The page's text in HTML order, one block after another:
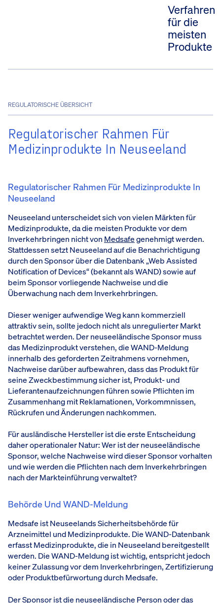
Verfahren
für die
meisten
Produkte
REGULATORISCHE ÜBERSICHT
Regulatorischer Rahmen Für
Medizinprodukte In Neuseeland
Regulatorischer Rahmen Für Medizinprodukte In
Neuseeland
Neuseeland unterscheidet sich von vielen Märkten für
Medizinprodukte, da die meisten Produkte vor dem
Inverkehrbringen nicht von Medsafegenehmigt werden.
Stattdessen setzt Neuseeland auf die Benachrichtigung
durch den Sponsor über die Datenbank „Web Assisted
Notification of Devices“ (bekannt als WAND) sowie auf
beim Sponsor vorliegende Nachweise und die
Überwachung nach dem Inverkehrbringen.
Dieser weniger aufwendige Weg kann kommerziell
attraktiv sein, sollte jedoch nicht als unregulierter Markt
betrachtet werden. Der neuseeländische Sponsor muss
das Medizinprodukt verstehen, die WAND-Meldung
innerhalb des geforderten Zeitrahmens vornehmen,
Nachweise darüber aufbewahren, dass das Produkt für
seine Zweckbestimmung sicher ist, Produkt- und
Lieferantenaufzeichnungen führen sowie Pflichten im
Zusammenhang mit Reklamationen, Vorkommnissen,
Rückrufen und Änderungen nachkommen.
Für ausländische Hersteller ist die erste Entscheidung
daher operationaler Natur: Wer ist der neuseeländische
Sponsor, welche Nachweise wird dieser Sponsor vorhalten
und wie werden die Pflichten nach dem Inverkehrbringen
nach der Markteinführung verwaltet?
Behörde Und WAND-Meldung
Medsafe ist Neuseelands Sicherheitsbehörde für
Arzneimittel und Medizinprodukte. Die WAND-Datenbank
erfasst Medizinprodukte, die in Neuseeland bereitgestellt
werden. Die WAND-Meldung ist wichtig, entspricht jedoch
keiner Zulassung vor dem Inverkehrbringen, Zertifizierung
oder Produktbefürwortung durch Medsafe.
Der Sponsor ist die neuseeländische Person oder das